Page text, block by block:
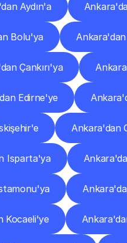
Aydın'a
Bolu'ya
Çankırı'ya
Edirne'ye
Ankara'dan
Isparta'ya
Kocaeli'ye